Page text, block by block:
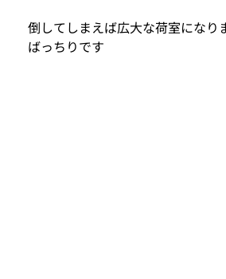
倒してしまえば広大な荷室になり
ばっちりです